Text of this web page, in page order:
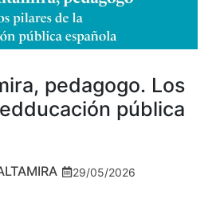
pedagogo. Los
pública
29/05/2026